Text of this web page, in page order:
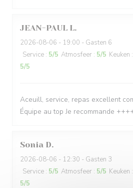
JEAN-PAUL L
2026-08-06 - 19:00 - Gasten 6
Service : 5/5 Atmosfeer : 5/5 Keuken :
5/5
Aceuill, service, repas excellent
Équipe au top Je recommande
Sonia D
2026-08-06 - 12:30 - Gasten 3
Service : 5/5 Atmosfeer : 5/5 Keuken :
5/5